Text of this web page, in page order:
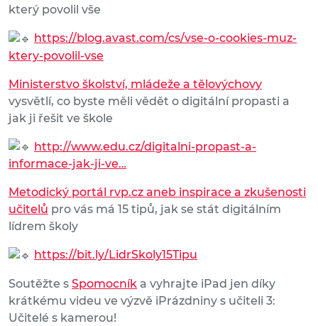
který povolil vše
https://blog.avast.com/cs/vse-o-cookies-muz-
ktery-povolil-vse
Ministerstvo školství, mládeže a tělovýchovy
vysvětlí, co byste měli vědět o digitální propasti a
jak ji řešit ve škole
http://www.edu.cz/digitalni-propast-a-
informace-jak-ji-ve…
Metodický portál rvp.cz aneb inspirace a zkušenosti
učitelů pro vás má 15 tipů, jak se stát digitálním
lídrem školy
https://bit.ly/LidrSkoly15Tipu
Soutěžte s Spomocník a vyhrajte iPad jen díky
krátkému videu ve výzvě iPrázdniny s učiteli 3:
Učitelé s kamerou!